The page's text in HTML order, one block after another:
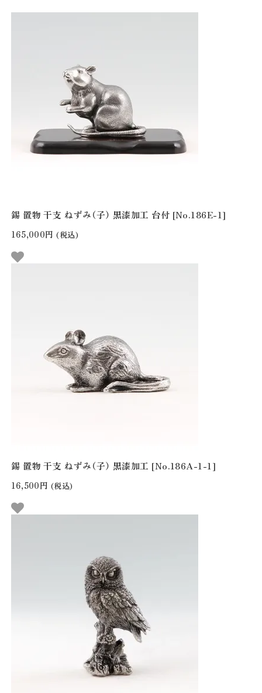
錫 置物 干支 ねずみ（子） 黒漆加工 台付 [No.186E-1]
165,000円 (税込)
錫 置物 干支 ねずみ（子） 黒漆加工 [No.186A-1-1]
16,500円 (税込)